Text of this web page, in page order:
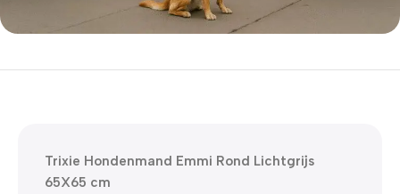
5% korting met code
Trixie Hondenmand Emmi Rond Lichtgrijs
65X65 cm